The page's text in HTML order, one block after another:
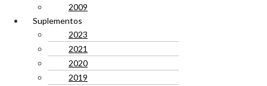
2009
Suplementos
2023
2021
2020
2019